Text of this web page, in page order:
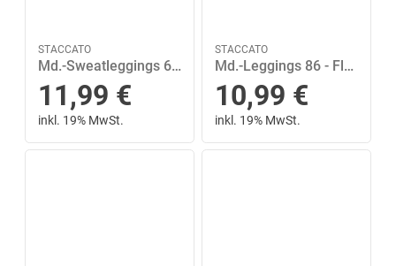
STACCATO
Md.-Sweatleggings 68 - Mint
11,99 €
inkl. 19% MwSt.
STACCATO
Md.-Leggings 86 - Flower Aop
10,99 €
inkl. 19% MwSt.